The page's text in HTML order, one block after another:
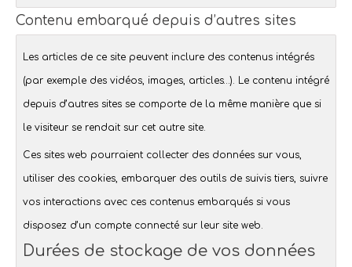
Contenu embarqué depuis d’autres sites
Les articles de ce site peuvent inclure des contenus intégrés
(par exemple des vidéos, images, articles…). Le contenu intégré
depuis d’autres sites se comporte de la même manière que si
le visiteur se rendait sur cet autre site.
Ces sites web pourraient collecter des données sur vous,
utiliser des cookies, embarquer des outils de suivis tiers, suivre
vos interactions avec ces contenus embarqués si vous
disposez d’un compte connecté sur leur site web.
Durées de stockage de vos données